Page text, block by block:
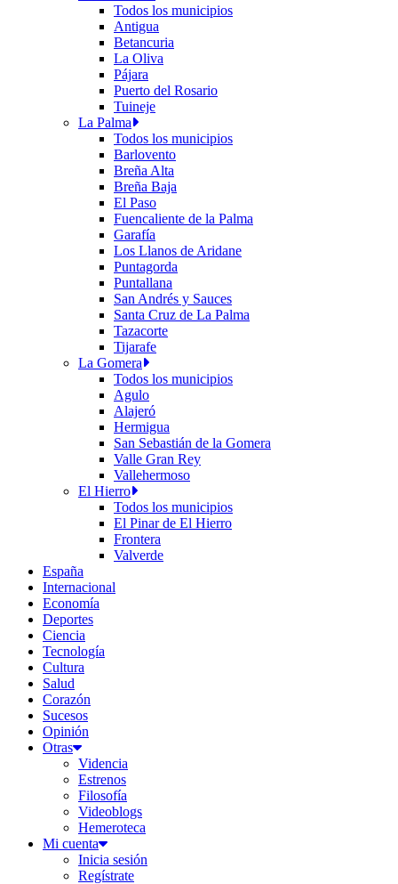
Todos los municipios
Antigua
Betancuria
La Oliva
Pájara
Puerto del Rosario
Tuineje
La Palma
Todos los municipios
Barlovento
Breña Alta
Breña Baja
El Paso
Fuencaliente de la Palma
Garafía
Los Llanos de Aridane
Puntagorda
Puntallana
San Andrés y Sauces
Santa Cruz de La Palma
Tazacorte
Tijarafe
La Gomera
Todos los municipios
Agulo
Alajeró
Hermigua
San Sebastián de la Gomera
Valle Gran Rey
Vallehermoso
El Hierro
Todos los municipios
El Pinar de El Hierro
Frontera
Valverde
España
Internacional
Economía
Deportes
Ciencia
Tecnología
Cultura
Salud
Corazón
Sucesos
Opinión
Otras
Videncia
Estrenos
Filosofía
Videoblogs
Hemeroteca
Mi cuenta
Inicia sesión
Regístrate